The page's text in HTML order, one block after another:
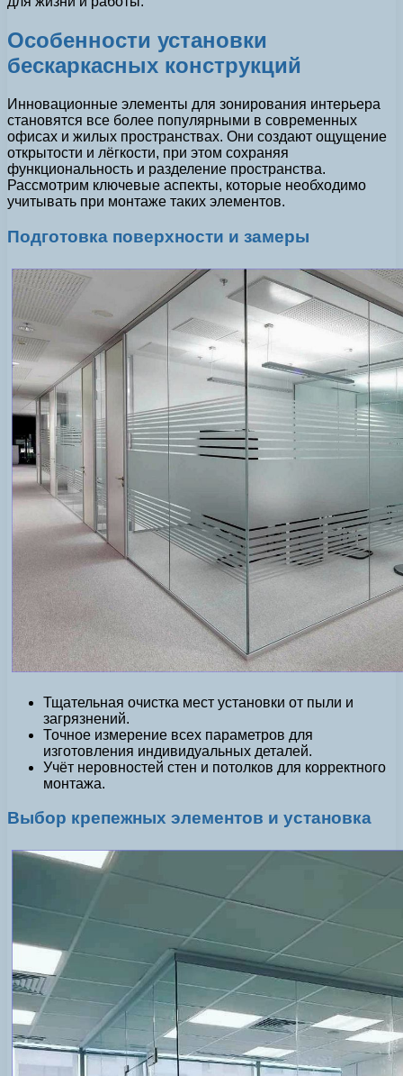
Особенности установки
бескаркасных конструкций
Инновационные элементы для зонирования интерьера
становятся все более популярными в современных
офисах и жилых пространствах. Они создают ощущение
открытости и лёгкости, при этом сохраняя
функциональность и разделение пространства.
Рассмотрим ключевые аспекты, которые необходимо
учитывать при монтаже таких элементов.
Подготовка поверхности и замеры
Тщательная очистка мест установки от пыли и
загрязнений.
Точное измерение всех параметров для
изготовления индивидуальных деталей.
Учёт неровностей стен и потолков для корректного
монтажа.
Выбор крепежных элементов и установка